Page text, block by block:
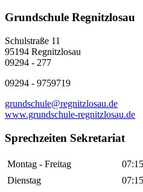
Grundschule Regnitzlosau
Schulstraße 11
95194 Regnitzlosau
09294 - 277
09294 - 9759719
grundschule@regnitzlosau.de
www.grundschule-regnitzlosau.de
Sprechzeiten Sekretariat
Montag - Freitag
Dienstag